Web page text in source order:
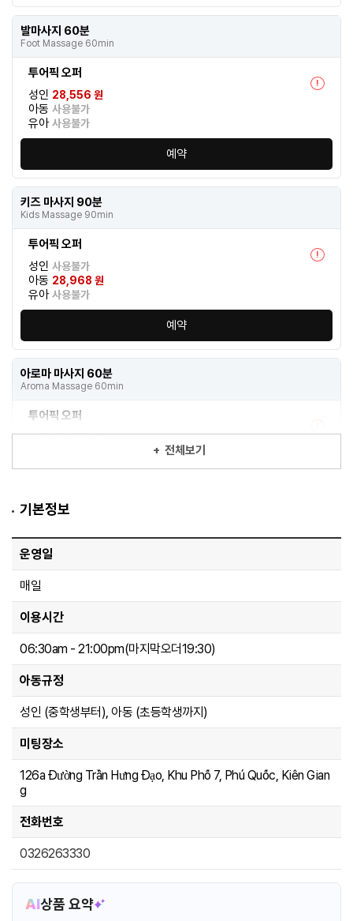
발마사지 60분
Foot Massage 60min
투어픽 오퍼
!
성인 28,556 원
아동 사용불가
유아사용불가
예약
키즈 마사지 90분
Kids Massage 90min
투어픽 오퍼
!
성인 사용불가
아동 28,968 원
유아사용불가
예약
아로마 마사지 60분
Aroma Massage 60min
투어픽 오퍼
성인29,793 원
유아사용불가
태교 마사지 60분
Pregnant Massage 60min
투어픽 오퍼
성인 30,205 원
아동 사용불가
유아사용불가
예약
타이 마사지 60분
Thai Massage 60min
투어픽 오퍼
!
성인31,029 원
유아사용불가
예약
Hot Stone Massage 60min
+ 전체보기
기본정보
운영일
매일
이용시간
06:30am - 21:00pm(마지막오더19:30)
아동규정
성인 (중학생부터), 아동 (초등학생까지)
미팅장소
126a Đường Trần Hưng Đạo, Khu Phố 7, Phú Quốc, Kiên Gian
g
전화번호
0326263330
AI상품 요약